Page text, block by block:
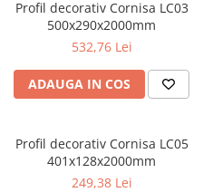
Cornișe de interior
Cornișe din poliuretan
Plinte de interior
Plinte din poliuretan
Brâuri decorative de interior din
poliuretan
Profil decorativ Cornisa LC03
500x290x2000mm
532,76 Lei
ADAUGA IN COS
Profil decorativ Cornisa LC05
401x128x2000mm
249,38 Lei